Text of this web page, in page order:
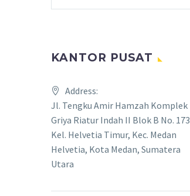
KANTOR PUSAT
Address:
Jl. Tengku Amir Hamzah Komplek
Griya Riatur Indah II Blok B No. 173
Kel. Helvetia Timur, Kec. Medan
Helvetia, Kota Medan, Sumatera
Utara